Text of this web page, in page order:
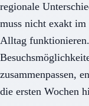
regionale
muss nicht exakt
Alltag
zusammenpassen,
die ersten Wochen